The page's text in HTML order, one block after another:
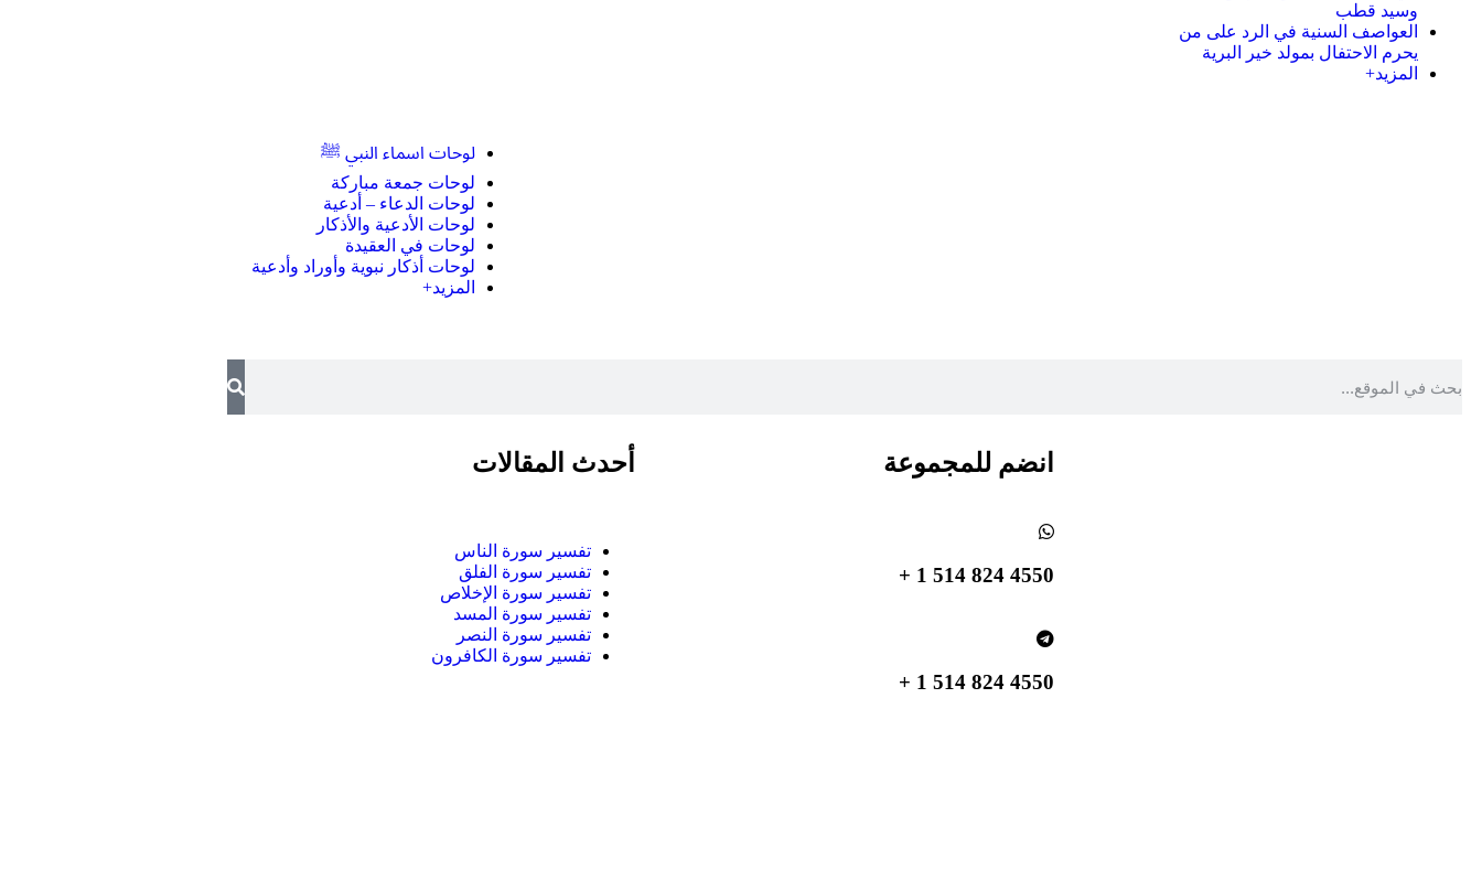
وسيد قطب
العواصف السنية في الرد على من
يحرم الاحتفال بمولد خير البرية
المزيد+
لوحات اسماء النبي ﷺ
لوحات جمعة مباركة
لوحات الدعاء – أدعية
لوحات الأدعية والأذكار
لوحات في العقيدة
لوحات أذكار نبوية وأوراد وأدعية
المزيد+
انضم للمجموعة
4550 824 514 1 +
4550 824 514 1 +
أحدث المقالات
تفسير سورة الناس
تفسير سورة الفلق
تفسير سورة الإخلاص
تفسير سورة المسد
تفسير سورة النصر
تفسير سورة الكافرون